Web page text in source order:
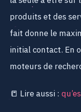
produits et des
fait donne le
initial contact. En
moteurs de
📒 Lire aussi :